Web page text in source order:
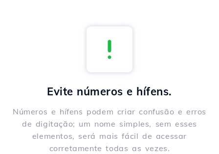
Evite números e hífens.
Números e hífens podem criar confusão e erros
de digitação; um nome simples, sem esses
elementos, será mais fácil de acessar
corretamente todas as vezes.